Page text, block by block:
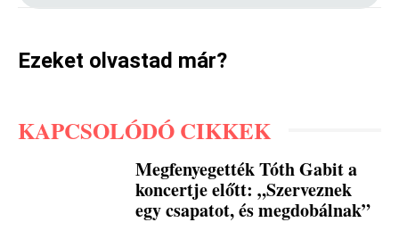
Ezeket olvastad már?
KAPCSOLÓDÓ CIKKEK
Megfenyegették Tóth Gabit a
koncertje előtt: „Szerveznek
egy csapatot, és megdobálnak”